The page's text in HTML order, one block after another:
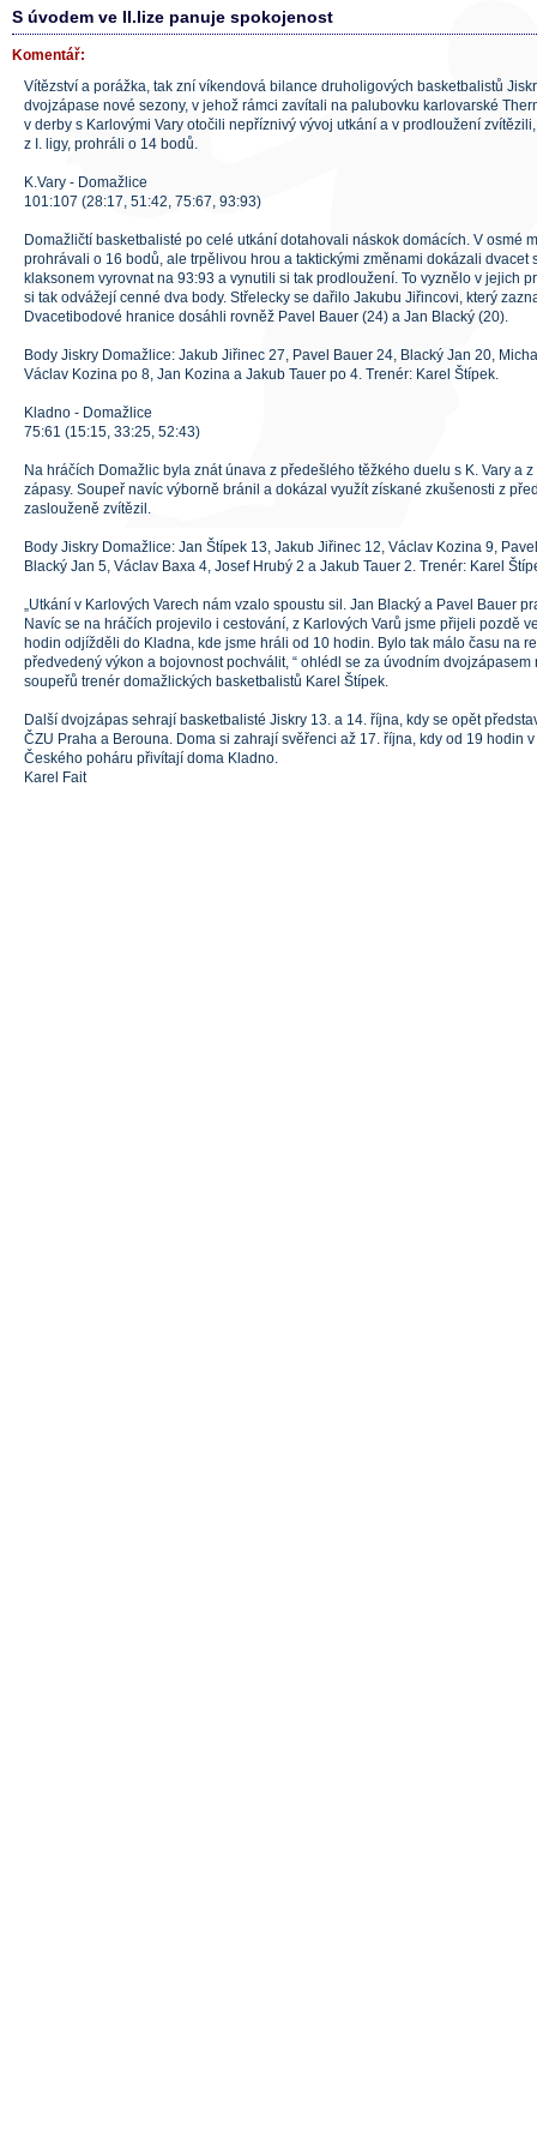
S úvodem ve II.lize panuje spokojenost
Komentář:
Vítězství a porážka, tak zní víkendová bilance druholigových basketbalistů
dvojzápase nové sezony, v jehož rámci zavítali na palubovku karlovarské
v derby s Karlovými Vary otočili nepříznivý vývoj utkání a v prodloužení
z I. ligy, prohráli o 14 bodů.
K.Vary - Domažlice
101:107 (28:17, 51:42, 75:67, 93:93)
Domažličtí basketbalisté po celé utkání dotahovali náskok domácích. V osmé
prohrávali o 16 bodů, ale trpělivou hrou a taktickými změnami dokázali dvacet
klaksonem vyrovnat na 93:93 a vynutili si tak prodloužení. To vyznělo v jejich
si tak odvážejí cenné dva body. Střelecky se dařilo Jakubu Jiřincovi, který
Dvacetibodové hranice dosáhli rovněž Pavel Bauer (24) a Jan Blacký (20).
Body Jiskry Domažlice: Jakub Jiřinec 27, Pavel Bauer 24, Blacký Jan 20,
Václav Kozina po 8, Jan Kozina a Jakub Tauer po 4. Trenér: Karel Štípek.
Kladno - Domažlice
75:61 (15:15, 33:25, 52:43)
Na hráčích Domažlic byla znát únava z předešlého těžkého duelu s K. Vary a
zápasy. Soupeř navíc výborně bránil a dokázal využít získané zkušenosti z
zaslouženě zvítězil.
Body Jiskry Domažlice: Jan Štípek 13, Jakub Jiřinec 12, Václav Kozina 9,
Blacký Jan 5, Václav Baxa 4, Josef Hrubý 2 a Jakub Tauer 2. Trenér: Karel
„Utkání v Karlových Varech nám vzalo spoustu sil. Jan Blacký a Pavel Bauer
Navíc se na hráčích projevilo i cestování, z Karlových Varů jsme přijeli pozdě
hodin odjížděli do Kladna, kde jsme hráli od 10 hodin. Bylo tak málo času na
předvedený výkon a bojovnost pochválit, “ ohlédl se za úvodním
soupeřů trenér domažlických basketbalistů Karel Štípek.
Další dvojzápas sehrají basketbalisté Jiskry 13. a 14. října, kdy se opět
ČZU Praha a Berouna. Doma si zahrají svěřenci až 17. října, kdy od 19 hodin
Českého poháru přivítají doma Kladno.
Karel Fait